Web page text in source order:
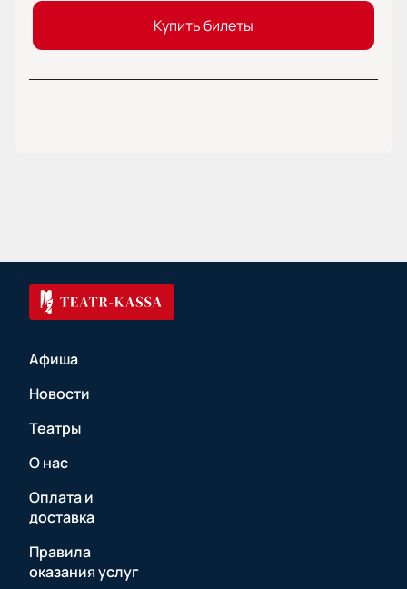
Купить билеты
Афиша
Новости
Театры
О нас
Оплата и
доставка
Правила
оказания услуг